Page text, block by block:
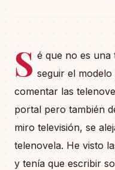
S é que no es
seguir el
comentar las
portal pero también
miro televisión, se
telenovela. He visto
y tenía que escribir